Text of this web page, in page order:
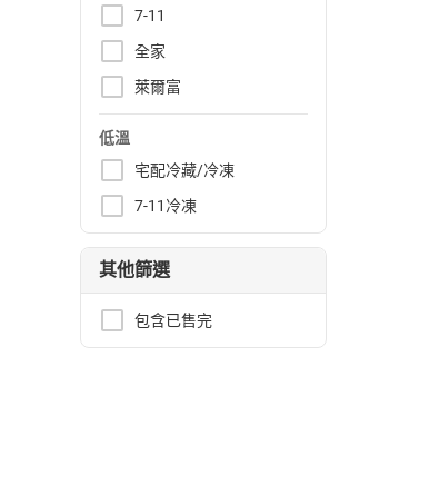
7-11
全家
萊爾富
低溫
宅配冷藏/冷凍
7-11冷凍
其他篩選
包含已售完